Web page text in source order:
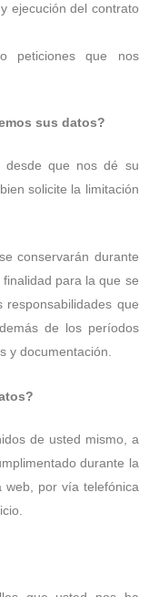
ejecución del contrato
peticiones que nos
sus datos?
desde que nos dé su
solicite la limitación
conservarán durante
para la que se
que
de los períodos
y documentación.
de usted mismo, a
durante la
web, por vía telefónica